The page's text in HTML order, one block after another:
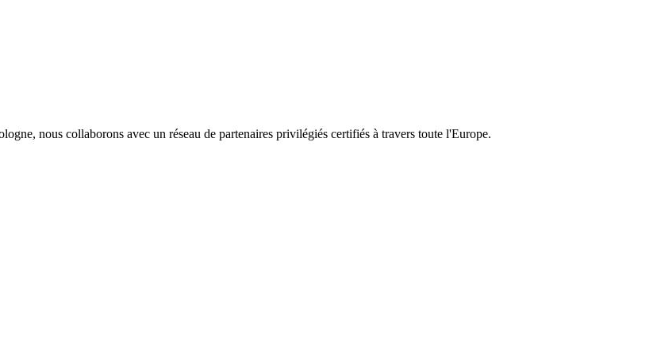
nous collaborons avec un réseau de partenaires privilégiés certifiés à travers toute l'Europe.